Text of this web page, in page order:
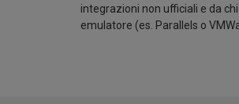
integrazioni non ufficiali e da
emulatore (es. Parallels o